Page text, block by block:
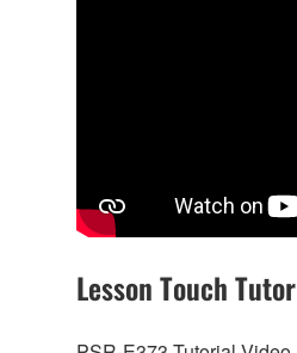
Lesson Touch Tutor